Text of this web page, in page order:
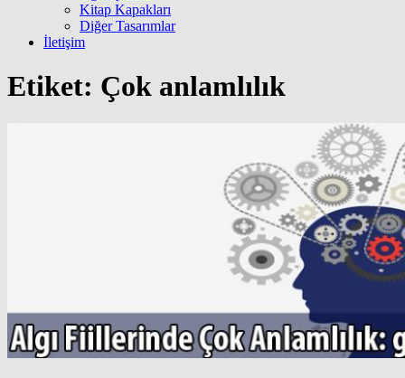
Kitap Kapakları
Diğer Tasarımlar
İletişim
Etiket: Çok anlamlılık